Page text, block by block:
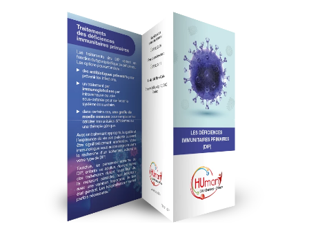
PROFESSIONNELS DE LA SANTÉ
JOBS ET STAGES
AUDITOIRES
RGPD
071 92 11 11